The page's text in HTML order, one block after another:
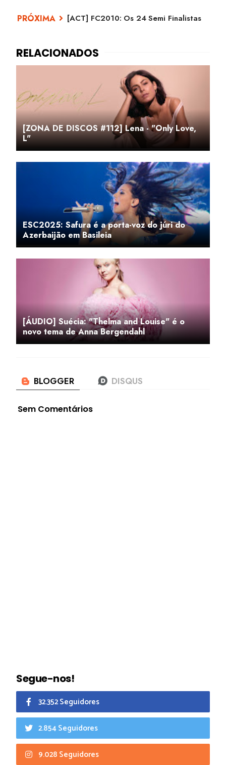
[ACT] FC2010: Os 24 Semi Finalistas
[ZONA DE DISCOS #112] Lena - "Only Love,
L"
ESC2025: Safura é a porta-voz do júri do
Azerbaijão em Basileia
[ÁUDIO] Suécia: "Thelma and Louise" é o
novo tema de Anna Bergendahl
Sem Comentários
Segue-nos!
32.352 Seguidores
2.854 Seguidores
9.028 Seguidores